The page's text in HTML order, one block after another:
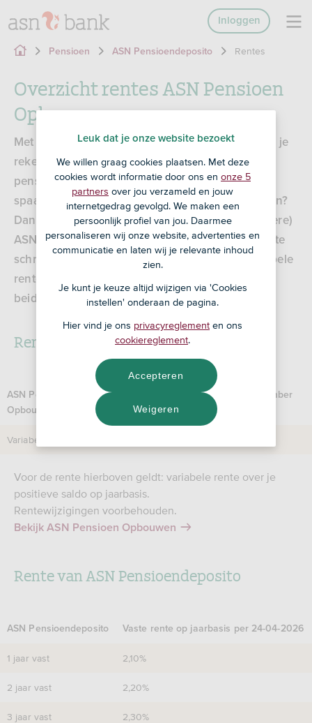
Inloggen
Pensioen ASN Pensioendeposito Rentes
Overzicht rentes ASN Pensioen
Opbouwen
Met het geld dat je laat staan op het gelddeel van je
rekening (en waarmee je dus niet belegt) ga je
pensioensparen en ontvang je een variabele
spaarrente. Wil je een vaste spaarrente ontvangen?
Dan kun je er ook voor kiezen om een (of meerdere)
ASN Pensioendeposito's te openen. De vaste rente
schrijven we jaarlijks bij op je deposito. De variabele
rente keren we maandelijks uit op je rekening. In
beide gevallen krijg je dus rente op rente.
Rente van ASN Pensioen Opbouwen
ASN Pensioen
Opbouwen
Rente op jaarbasis per 10 september
2025
Variabele rente
Voor de rente hierboven geldt: variabele rente over je
positieve saldo op jaarbasis.
Rentewijzigingen voorbehouden.
Bekijk ASN Pensioen Opbouwen
Rente van ASN Pensioendeposito
ASN Pensioendeposito Vaste rente op jaarbasis per 24-04-2026
1 jaar vast 2,10%
2 jaar vast 2,20%
3 jaar vast 2,30%
Leuk dat je onze website bezoekt
We willen graag cookies plaatsen. Met deze
cookies wordt informatie door ons en onze 5
partners over jou verzameld en jouw
internetgedrag gevolgd. We maken een
persoonlijk profiel van jou. Daarmee
personaliseren wij onze website, advertenties en
communicatie en laten wij je relevante inhoud
zien.
Je kunt je keuze altijd wijzigen via 'Cookies
instellen' onderaan de pagina.
Hier vind je ons privacyreglement en ons
cookiereglement.
Weigeren
Accepteren